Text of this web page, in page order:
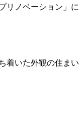
リノベーション」に